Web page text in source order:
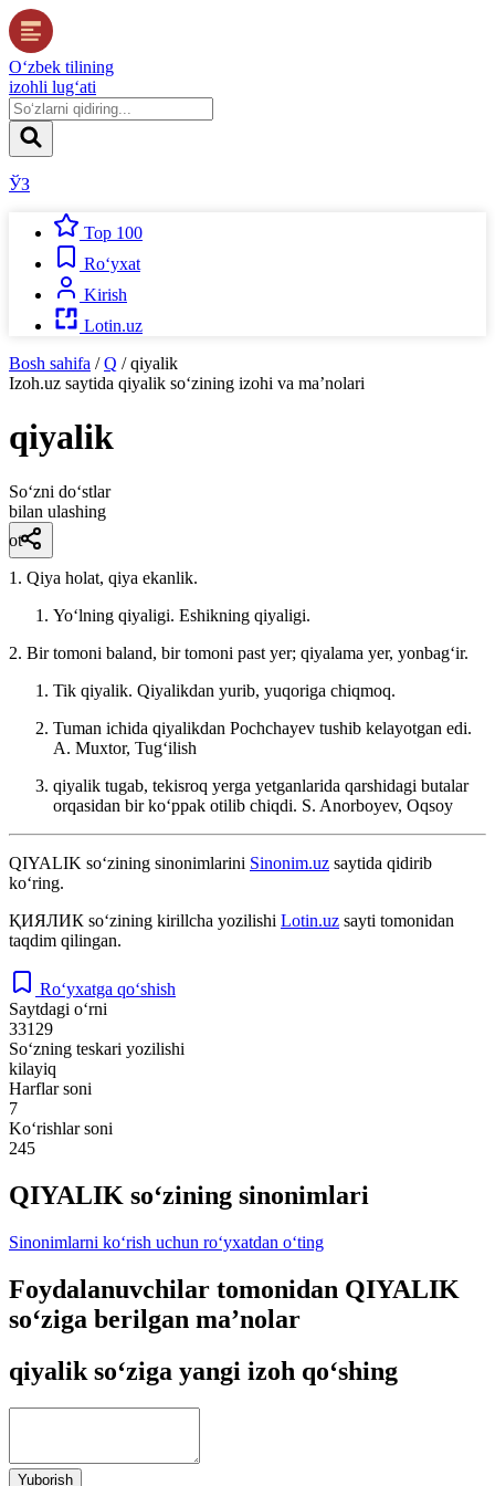
O‘zbek tilining
izohli lug‘ati
ЎЗ
Top 100
Ro‘yxat
Kirish
Lotin.uz
Bosh sahifa / Q / qiyalik
Izoh.uz saytida qiyalik so‘zining izohi va ma’nolari
qiyalik
So‘zni do‘stlar
bilan ulashing
ot
1. Qiya holat, qiya ekanlik.
Yoʻlning qiyaligi. Eshikning qiyaligi.
2. Bir tomoni baland, bir tomoni past yer; qiyalama yer, yonbagʻir.
Tik qiyalik. Qiyalikdan yurib, yuqoriga chiqmoq.
Tuman ichida qiyalikdan Pochchayev tushib kelayotgan edi.
A. Muxtor, Tugʻilish
qiyalik tugab, tekisroq yerga yetganlarida qarshidagi butalar
orqasidan bir koʻppak otilib chiqdi. S. Anorboyev, Oqsoy
QIYALIK so‘zining sinonimlarini Sinonim.uz saytida qidirib
ko‘ring.
ҚИЯЛИК so‘zining kirillcha yozilishi Lotin.uz sayti tomonidan
taqdim qilingan.
Ro‘yxatga qo‘shish
Saytdagi o‘rni
33129
So‘zning teskari yozilishi
kilayiq
Harflar soni
7
Ko‘rishlar soni
245
QIYALIK so‘zining sinonimlari
Sinonimlarni ko‘rish uchun ro‘yxatdan o‘ting
Foydalanuvchilar tomonidan QIYALIK
so‘ziga berilgan ma’nolar
qiyalik so‘ziga yangi izoh qo‘shing
Yuborish